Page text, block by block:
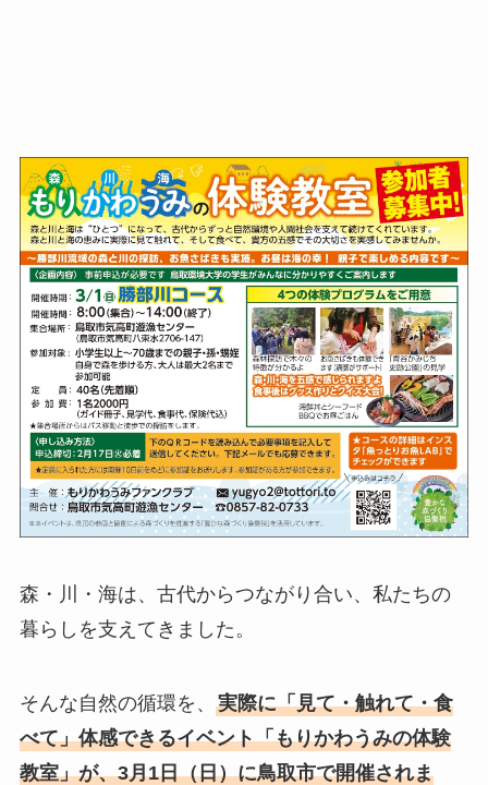
森・川・海は、古代からつながり合い、私たちの
暮らしを支えてきました。
そんな自然の循環を、 実際に「見て・触れて・食
べて」体感できるイベント「もりかわうみの体験
教室」が、3月1日（日）に鳥取市で開催されま